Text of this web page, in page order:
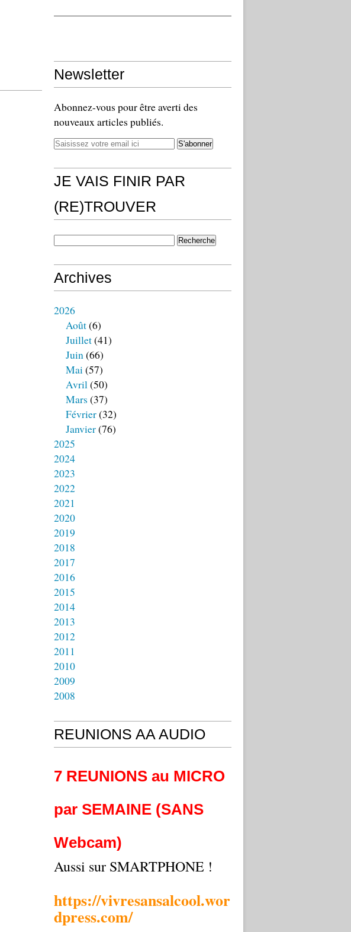
Newsletter
Abonnez-vous pour être averti des
nouveaux articles publiés.
JE VAIS FINIR PAR
(RE)TROUVER
Archives
2026
Août(6)
Juillet(41)
Juin(66)
Mai(57)
Avril(50)
Mars (37)
Février(32)
Janvier(76)
2025
2024
2023
2022
2021
2020
2019
2018
2017
2016
2015
2014
2013
2012
2011
2010
2009
2008
REUNIONS AA AUDIO
7 REUNIONS au MICRO
par SEMAINE (SANS
Webcam)
Aussi sur SMARTPHONE !
https://vivresansalcool.wor
dpress.com/